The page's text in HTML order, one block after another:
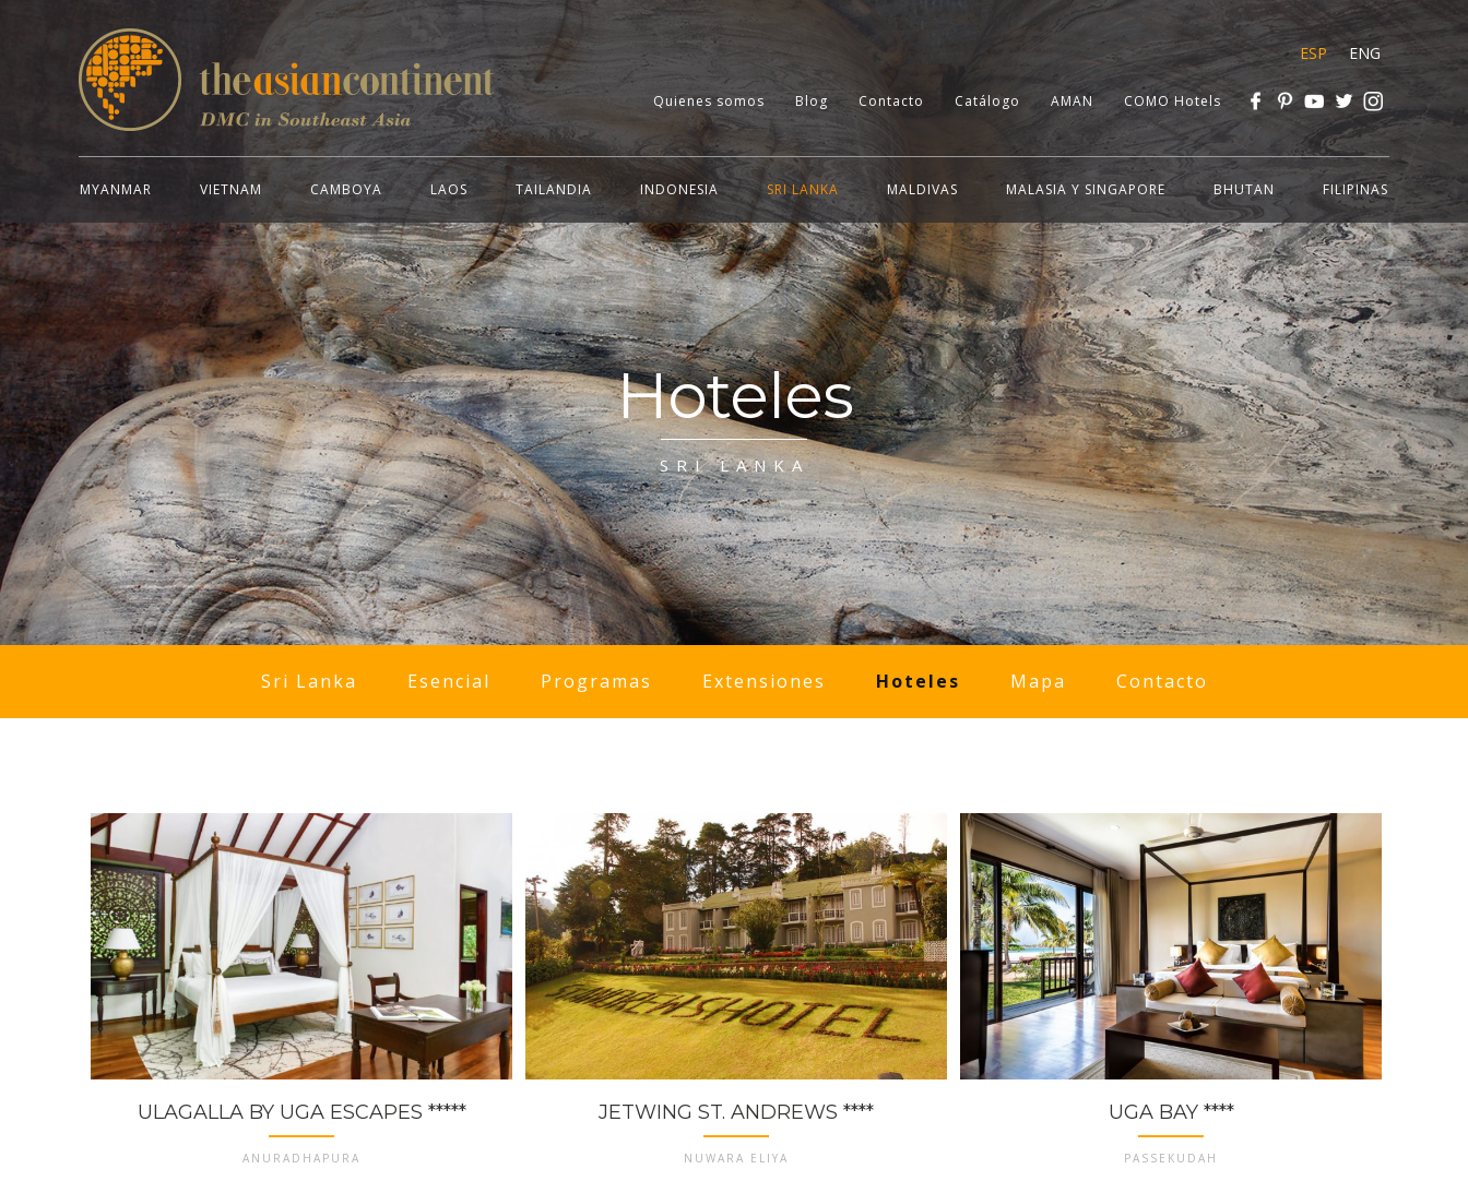
ESP ENG
Quienes somos Blog Contacto Catálogo AMAN COMO Hotels
MYANMAR VIETNAM CAMBOYA LAOS TAILANDIA INDONESIA SRI LANKA MALDIVAS MALASIA Y SINGAPORE BHUTAN FILIPINAS
Hoteles
SRI LANKA
Sri Lanka Esencial Programas Extensiones Hoteles Mapa Contacto
ULAGALLA BY UGA ESCAPES *****
ANURADHAPURA
JETWING ST. ANDREWS ****
NUWARA ELIYA
UGA BAY ****
PASSEKUDAH